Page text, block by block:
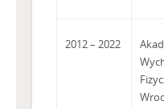
2012 – 2022